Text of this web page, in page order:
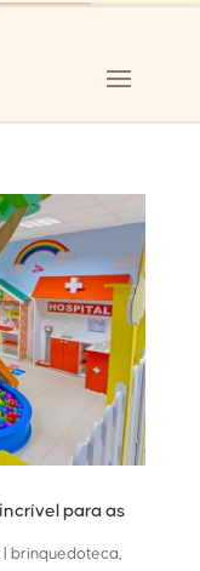
para as
| brinquedoteca